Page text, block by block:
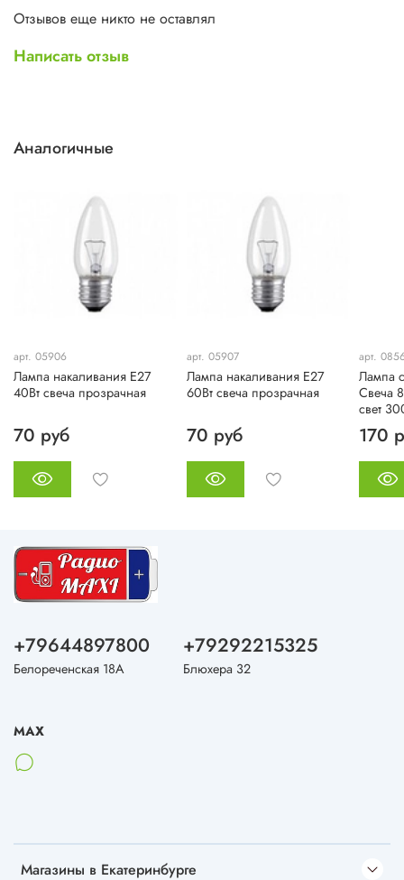
Отзывов еще никто не оставлял
Написать отзыв
Аналогичные
арт. 05906
Лампа накаливания Е27
40Вт свеча прозрачная
70 руб
арт. 05907
Лампа накаливания Е27
60Вт свеча прозрачная
70 руб
арт.
Лампа
Свеча
свет
170
Магазины в Екатеринбурге
+79644897800
Белореченская 18А
+79292215325
Блюхера 32
MAX